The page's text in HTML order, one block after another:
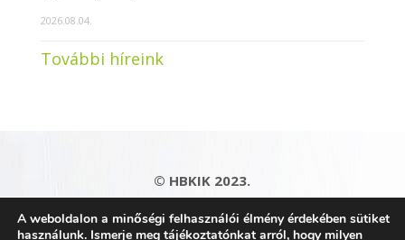
2026.08.04.
További híreink
© HBKIK 2023.
Adatkezelési tájékoztató|Impresszum|
Kapcsolat|Honlaptérkép
A weboldalon a minőségi felhasználói élmény érdekében sütiket
használunk. Ismerje meg tájékoztatónkat arról, hogy milyen